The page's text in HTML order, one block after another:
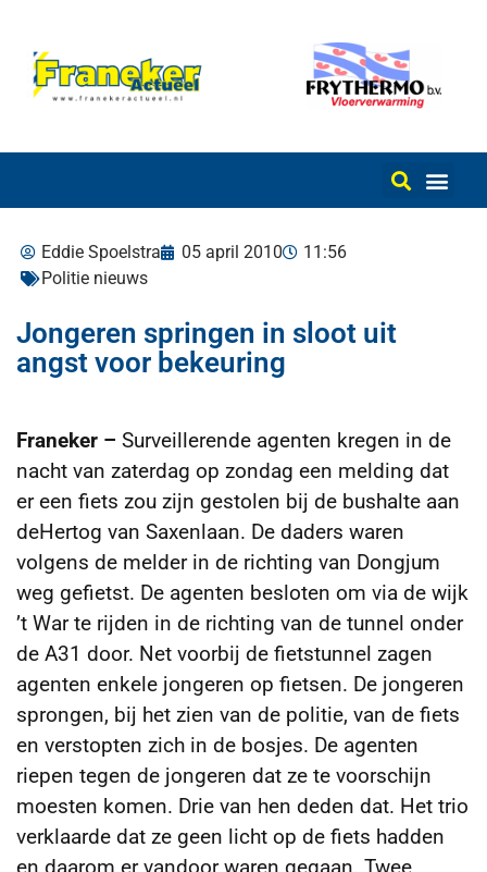
Eddie Spoelstra 05 april 2010
11:56
Politie nieuws
Jongeren springen in sloot uit
angst voor bekeuring
Franeker – Surveillerende agenten kregen in de
nacht van zaterdag op zondag een melding dat
er een fiets zou zijn gestolen bij de bushalte aan
deHertog van Saxenlaan. De daders waren
volgens de melder in de richting van Dongjum
weg gefietst. De agenten besloten om via de wijk
’t War te rijden in de richting van de tunnel onder
de A31 door. Net voorbij de fietstunnel zagen
agenten enkele jongeren op fietsen. De jongeren
sprongen, bij het zien van de politie, van de fiets
en verstopten zich in de bosjes. De agenten
riepen tegen de jongeren dat ze te voorschijn
moesten komen. Drie van hen deden dat. Het trio
verklaarde dat ze geen licht op de fiets hadden